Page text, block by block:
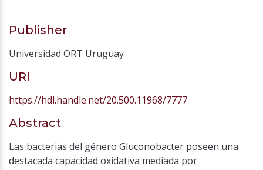
Publisher
Universidad ORT Uruguay
URI
https://hdl.handle.net/20.500.11968/7777
Abstract
Las bacterias del género Gluconobacter poseen una
destacada capacidad oxidativa mediada por